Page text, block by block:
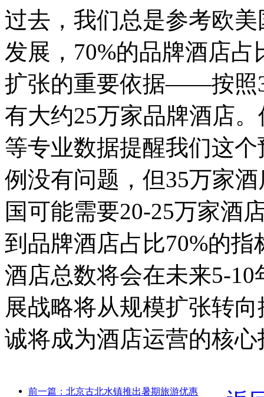
过去，我们总是参考欧
发展，70%的品牌酒店
扩张的重要依据——按照
有大约25万家品牌酒店
等专业数据提醒我们这
例没有问题，但35万家
国可能需要20-25万家酒
到品牌酒店占比70%的
酒店总数将会在未来5-
展战略将从规模扩张转
诚将成为酒店运营的核心
前一篇：北京古北水镇推出暑期旅游优惠